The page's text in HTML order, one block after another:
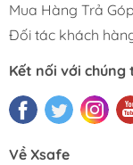
Mua Hàng Trả
Đối tác khách
Kết nối với chúng
Về Xsafe